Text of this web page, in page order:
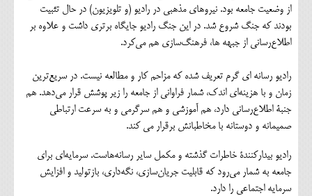
از وضعیت جامعه بود. نیروهای مذهبی در رادیو (و تلویزیون) در حال تثبیت
بودند که جنگ شروع شد. در این جنگ رادیو جایگاه برتری داشت و علاوه بر
اطلاع‌رسانی از جبهه ها، فرهنگ‌سازی هم می‌کرد.
رادیو رسانه ای گرم تعریف شده که مزاحم کار و مطالعه نیست. در سریع‌ترین
زمان و با هزینه‌ای اندک، شمار فراوانی از جامعه را زیر پوشش قرار می‌دهد. هم
جنبۀ اطلاع‌رسانی دارد، هم آموزشی و هم سرگرمی و به سرعت ارتباطی
صمیمانه و دوستانه با مخاطبانش برقرار می کند.
رادیو بیدارکنندۀ خاطرات گذشته و مکمل سایر رسانه‌هاست. سرمایه‌ای برای
جامعه به شمار می‌رود که قابلیت جریان‌سازی، نگه‌داری، بازتولید و افزایش
سرمایه اجتماعی را دارد.